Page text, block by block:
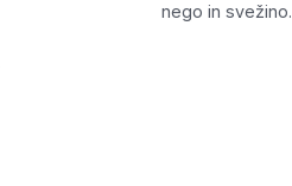
nego in svežino.